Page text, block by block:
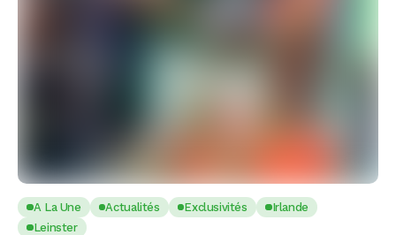
A La Une Actualités Exclusivités
Irlande
Leinster